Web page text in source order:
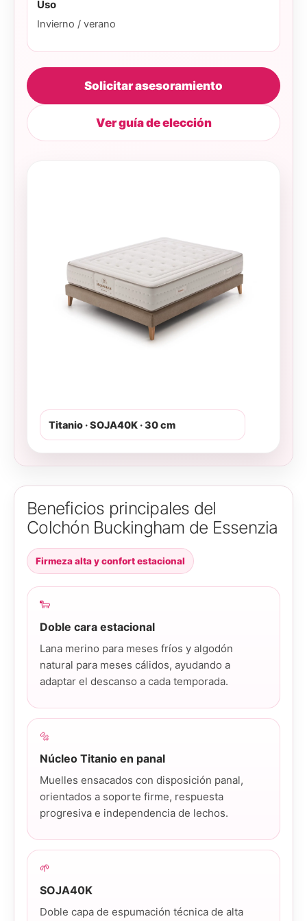
Uso
Invierno / verano
Solicitar asesoramiento
Ver guía de elección
Titanio · SOJA40K · 30 cm
Beneficios principales del
Colchón Buckingham de Essenzia
Firmeza alta y confort estacional
🐑
Doble cara estacional
Lana merino para meses fríos y algodón
natural para meses cálidos, ayudando a
adaptar el descanso a cada temporada.
🔩
Núcleo Titanio en panal
Muelles ensacados con disposición panal,
orientados a soporte firme, respuesta
progresiva e independencia de lechos.
🌱
SOJA40K
Doble capa de espumación técnica de alta